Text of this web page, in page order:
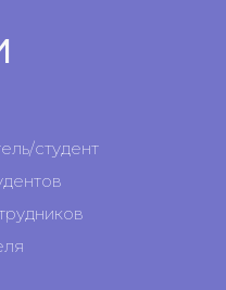
студент